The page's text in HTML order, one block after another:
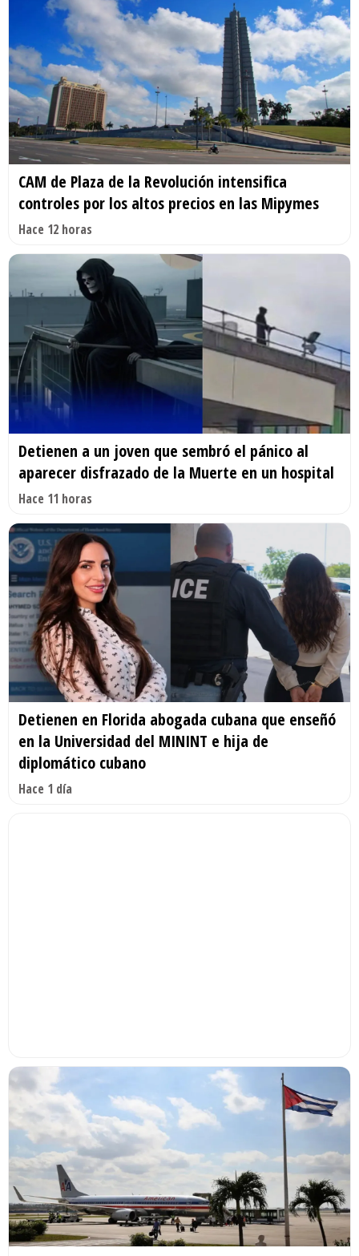
CAM de Plaza de la Revolución intensifica
controles por los altos precios en las Mipymes
Hace 12 horas
Detienen a un joven que sembró el pánico al
aparecer disfrazado de la Muerte en un hospital
Hace 11 horas
Detienen en Florida abogada cubana que enseñó
en la Universidad del MININT e hija de
diplomático cubano
Hace 1 día